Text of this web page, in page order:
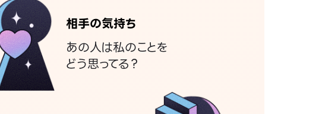
相手の気持ち
あの人は私のことを
どう思ってる？